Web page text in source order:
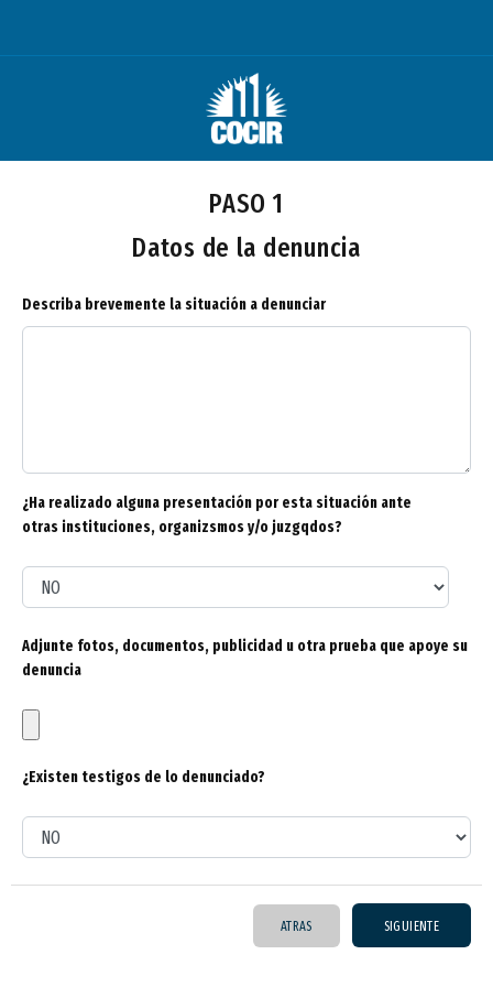
PASO 1
Datos de la denuncia
Describa brevemente la situación a denunciar
¿Ha realizado alguna presentación por esta situación ante
otras instituciones, organizsmos y/o juzgqdos?
Adjunte fotos, documentos, publicidad u otra prueba que apoye su
denuncia
¿Existen testigos de lo denunciado?
ATRAS SIGUIENTE